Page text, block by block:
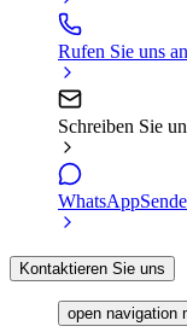
Rufen Sie uns an
Schreiben Sie
WhatsApp
Kontaktieren Sie uns
open navigation